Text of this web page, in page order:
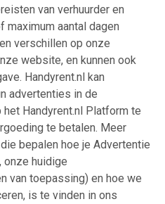
van verhuurder en
maximum aantal dagen
verschillen op onze
website, en kunnen ook
Handyrent.nl kan
advertenties in de
Handyrent.nl Platform te
te betalen. Meer
bepalen hoe je Advertentie
onze huidige
van toepassing) en hoe we
is te vinden in ons